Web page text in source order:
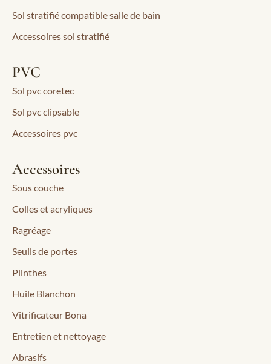
Sol stratifié compatible salle de bain
Accessoires sol stratifié
PVC
Sol pvc coretec
Sol pvc clipsable
Accessoires pvc
Accessoires
Sous couche
Colles et acryliques
Ragréage
Seuils de portes
Plinthes
Huile Blanchon
Vitrificateur Bona
Entretien et nettoyage
Abrasifs